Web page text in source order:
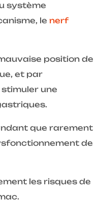
système
le nerf
position de
et par
une
que rarement
de
les risques de